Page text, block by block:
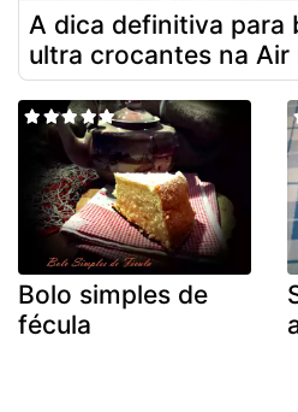
A dica definitiva para
ultra crocantes na Air
Bolo simples de
fécula